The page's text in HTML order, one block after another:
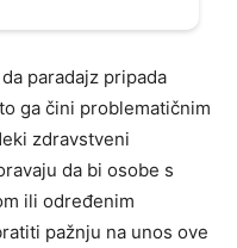
paradajz pripada
ga čini problematičnim
zdravstveni
da bi osobe s
ili određenim
pažnju na unos ove